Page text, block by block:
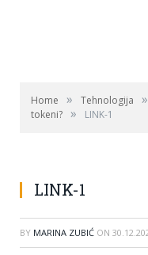
Home » Tehnologija »
tokeni? » LINK-1
LINK-1
BY MARINA ZUBIĆ ON